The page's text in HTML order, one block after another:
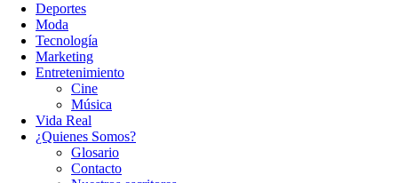
Deportes
Moda
Tecnología
Marketing
Entretenimiento
Cine
Música
Vida Real
¿Quienes Somos?
Glosario
Contacto